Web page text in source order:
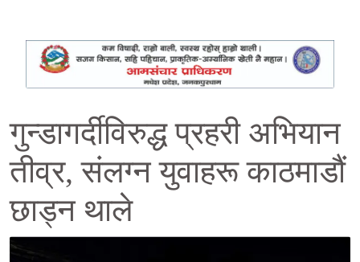
गुन्डागर्दीविरुद्ध प्रहरी अभियान
तीव्र, संलग्न युवाहरू काठमाडौं
छाड्न थाले